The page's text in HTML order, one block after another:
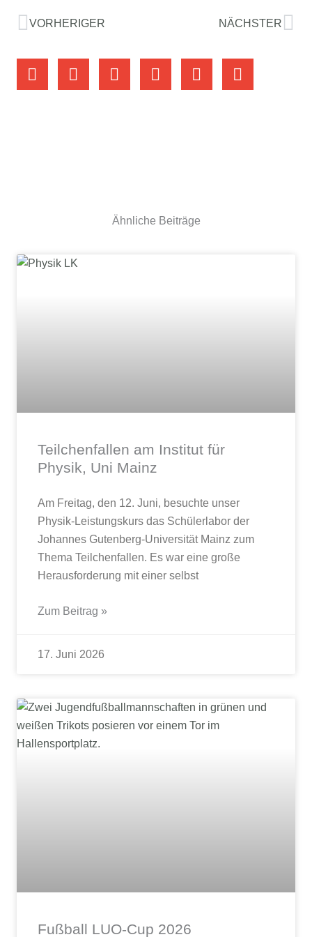
VORHERIGER NÄCHSTER
Ähnliche Beiträge
Teilchenfallen am Institut für
Physik, Uni Mainz
Am Freitag, den 12. Juni, besuchte unser
Physik-Leistungskurs das Schülerlabor der
Johannes Gutenberg‑Universität Mainz zum
Thema Teilchenfallen. Es war eine große
Herausforderung mit einer selbst
Zum Beitrag »
17. Juni 2026
Fußball LUO-Cup 2026